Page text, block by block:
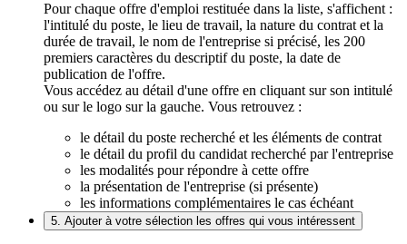
Pour chaque offre d'emploi restituée dans la liste, s'affichent :
l'intitulé du poste, le lieu de travail, la nature du contrat et la
durée de travail, le nom de l'entreprise si précisé, les 200
premiers caractères du descriptif du poste, la date de
publication de l'offre.
Vous accédez au détail d'une offre en cliquant sur son intitulé
ou sur le logo sur la gauche. Vous retrouvez :
le détail du poste recherché et les éléments de contrat
le détail du profil du candidat recherché par l'entreprise
les modalités pour répondre à cette offre
la présentation de l'entreprise (si présente)
les informations complémentaires le cas échéant
5. Ajouter à votre sélection les offres qui vous intéressent